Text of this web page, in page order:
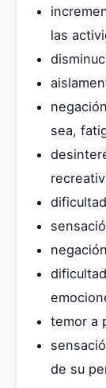
las
sea,
negación
temor a
de su